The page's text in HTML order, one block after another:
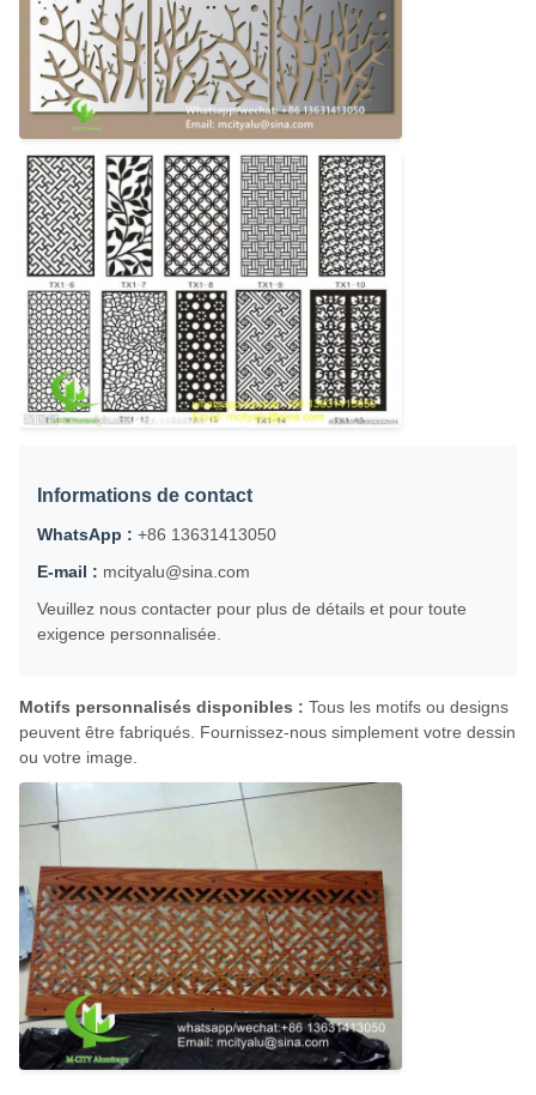
Informations de contact
WhatsApp : +86 13631413050
E-mail : mcityalu@sina.com
Veuillez nous contacter pour plus de détails et pour toute
exigence personnalisée.
Motifs personnalisés disponibles : Tous les motifs ou designs
peuvent être fabriqués. Fournissez-nous simplement votre dessin
ou votre image.